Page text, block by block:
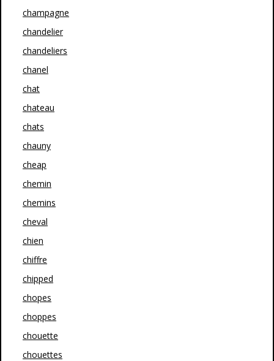
champagne
chandelier
chandeliers
chanel
chat
chateau
chats
chauny
cheap
chemin
chemins
cheval
chien
chiffre
chipped
chopes
choppes
chouette
chouettes